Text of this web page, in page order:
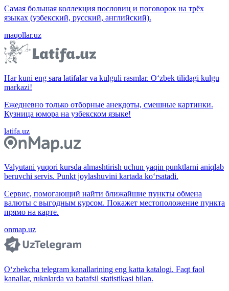
Самая большая коллекция пословиц и поговорок на трёх
языках (узбекский, русский, английский).
maqollar.uz
Har kuni eng sara latifalar va kulguli rasmlar. O‘zbek tilidagi kulgu
markazi!
Ежедневно только отборные анекдоты, смешные картинки.
Кузница юмора на узбекском языке!
latifa.uz
Valyutani yuqori kursda almashtirish uchun yaqin punktlarni aniqlab
beruvchi servis. Punkt joylashuvini kartada ko‘rsatadi.
Сервис, помогающий найти ближайшие пункты обмена
валюты с выгодным курсом. Покажет местоположение пункта
прямо на карте.
onmap.uz
O‘zbekcha telegram kanallarining eng katta katalogi. Faqt faol
kanallar, ruknlarda va batafsil statistikasi bilan.